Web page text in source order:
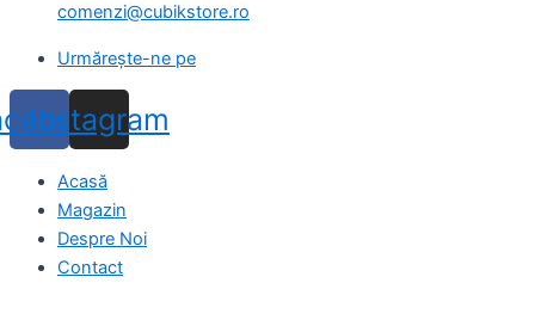
comenzi@cubikstore.ro
Urmărește-ne pe
Instagram
Acasă
Magazin
Despre Noi
Contact